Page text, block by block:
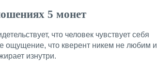
5 монет
что человек чувствует себя
ощущение, что кверент никем не любим и
изнутри.